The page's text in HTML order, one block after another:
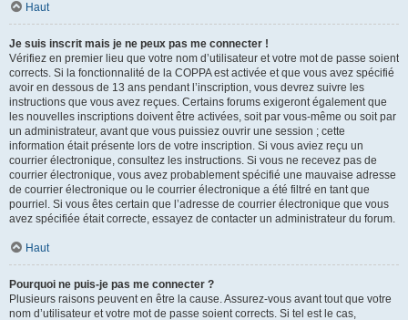
Haut
Je suis inscrit mais je ne peux pas me connecter !
Vérifiez en premier lieu que votre nom d’utilisateur et votre mot de passe soient
corrects. Si la fonctionnalité de la COPPA est activée et que vous avez spécifié
avoir en dessous de 13 ans pendant l’inscription, vous devrez suivre les
instructions que vous avez reçues. Certains forums exigeront également que
les nouvelles inscriptions doivent être activées, soit par vous-même ou soit par
un administrateur, avant que vous puissiez ouvrir une session ; cette
information était présente lors de votre inscription. Si vous aviez reçu un
courrier électronique, consultez les instructions. Si vous ne recevez pas de
courrier électronique, vous avez probablement spécifié une mauvaise adresse
de courrier électronique ou le courrier électronique a été filtré en tant que
pourriel. Si vous êtes certain que l’adresse de courrier électronique que vous
avez spécifiée était correcte, essayez de contacter un administrateur du forum.
Haut
Pourquoi ne puis-je pas me connecter ?
Plusieurs raisons peuvent en être la cause. Assurez-vous avant tout que votre
nom d’utilisateur et votre mot de passe soient corrects. Si tel est le cas,